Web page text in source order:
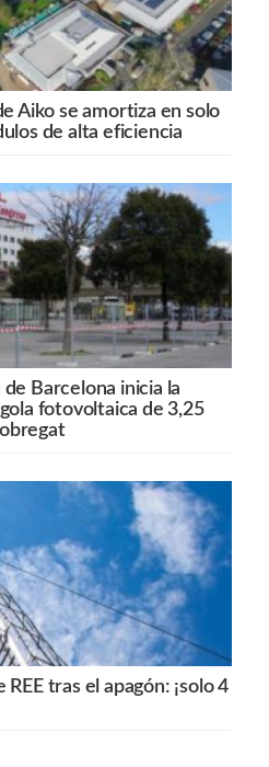
Aiko se amortiza en solo
de alta eficiencia
Barcelona inicia la
fotovoltaica de 3,25
tras el apagón: ¡solo 4